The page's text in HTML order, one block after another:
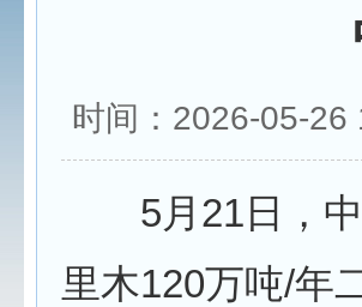
时间：2026-05-
5月21日，中
里木120万吨/年